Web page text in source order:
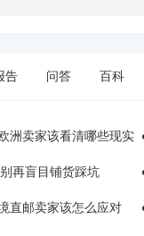
告 问答 百科
洲卖家该看清哪些现实
再盲目铺货踩坑
直邮卖家该怎么应对